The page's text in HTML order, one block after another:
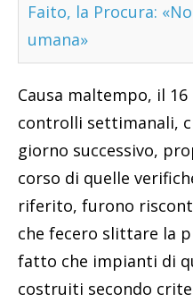
Faito, la Procura:
umana»
Causa maltempo, il
controlli settimanali,
giorno successivo,
corso di quelle
riferito, furono
che fecero slittare la
fatto che impianti di
costruiti secondo